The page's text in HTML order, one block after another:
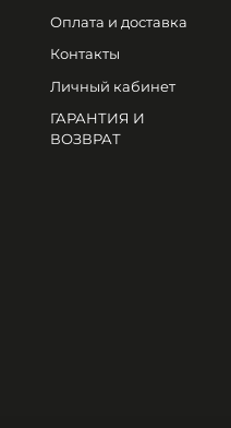
Оплата и доставка
Контакты
Личный кабинет
ГАРАНТИЯ И
ВОЗВРАТ